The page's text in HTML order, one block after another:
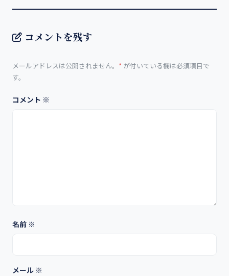
コメントを残す
メールアドレスは公開されません。 * が付いている欄は必須項目で
す。
コメント ※
名前 ※
メール ※